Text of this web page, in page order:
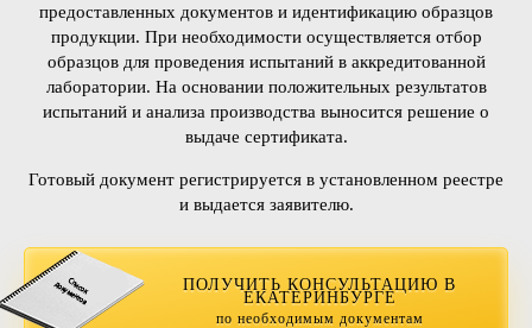
предоставленных документов и идентификацию образцов
продукции. При необходимости осуществляется отбор
образцов для проведения испытаний в аккредитованной
лаборатории. На основании положительных результатов
испытаний и анализа производства выносится решение о
выдаче сертификата.
Готовый документ регистрируется в установленном реестре
и выдается заявителю.
ПОЛУЧИТЬ КОНСУЛЬТАЦИЮ В
ЕКАТЕРИНБУРГЕ
по необходимым документам